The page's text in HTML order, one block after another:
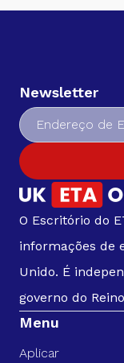
Newsletter
O Escritório do
informações de
Unido. É
governo do
Menu
Aplicar